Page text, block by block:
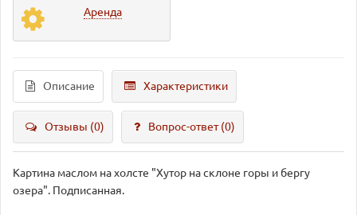
Аренда
Описание Характеристики
Отзывы (0) Вопрос-ответ(0)
Картина маслом на холсте "Хутор на склоне горы и бергу
озера". Подписанная.